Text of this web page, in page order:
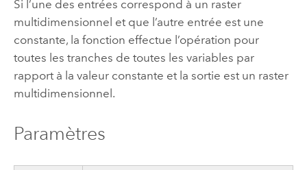
Si l’une des entrées correspond à un raster
multidimensionnel et que l’autre entrée est une
constante, la fonction effectue l’opération pour
toutes les tranches de toutes les variables par
rapport à la valeur constante et la sortie est un raster
multidimensionnel.
Paramètres